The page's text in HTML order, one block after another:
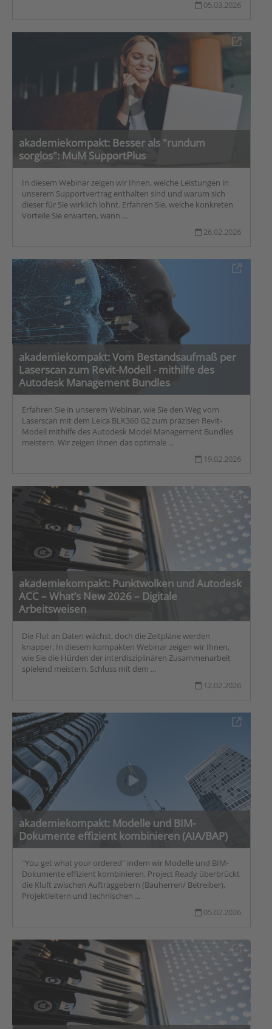
05.03.2026
akademiekompakt: Besser als "rundum
sorglos": MuM SupportPlus
In diesem Webinar zeigen wir Ihnen, welche Leistungen in
unserem Supportvertrag enthalten sind und warum sich
dieser für Sie wirklich lohnt. Erfahren Sie, welche konkreten
Vorteile Sie erwarten, wann ...
26.02.2026
akademiekompakt: Vom Bestandsaufmaß per
Laserscan zum Revit-Modell - mithilfe des
Autodesk Management Bundles
Erfahren Sie in unserem Webinar, wie Sie den Weg vom
Laserscan mit dem Leica BLK360 G2 zum präzisen Revit-
Modell mithilfe des Autodesk Model Management Bundles
meistern. Wir zeigen Ihnen das optimale ...
19.02.2026
akademiekompakt: Punktwolken und Autodesk
ACC – What’s New 2026 – Digitale
Arbeitsweisen
Die Flut an Daten wächst, doch die Zeitpläne werden
knapper. In diesem kompakten Webinar zeigen wir Ihnen,
wie Sie die Hürden der interdisziplinären Zusammenarbeit
spielend meistern. Schluss mit dem ...
12.02.2026
akademiekompakt: Modelle und BIM-
Dokumente effizient kombinieren (AIA/BAP)
"You get what your ordered" indem wir Modelle und BIM-
Dokumente effizient kombinieren. Project Ready überbrückt
die Kluft zwischen Auftraggebern (Bauherren/ Betreiber),
Projektleitern und technischen ...
05.02.2026